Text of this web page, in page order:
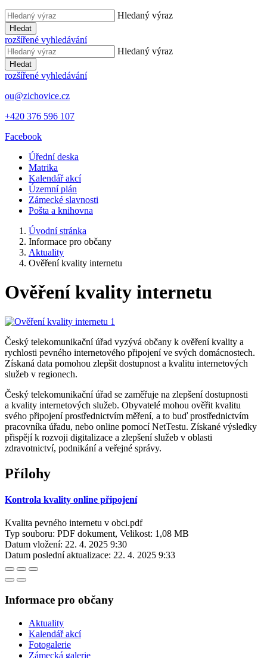
Hledaný výraz
Hledat
rozšířené vyhledávání
Hledaný výraz
Hledat
rozšířené vyhledávání
ou@zichovice.cz
+420 ​​376 596 107
Facebook
Úřední deska
Matrika
Kalendář akcí
Územní plán
Zámecké slavnosti
Pošta a knihovna
Úvodní stránka
Informace pro občany
Aktuality
Ověření kvality internetu
Ověření kvality internetu
Český telekomunikační úřad vyzývá občany k ověření kvality a
rychlosti pevného internetového připojení ve svých domácnostech.
Získaná data pomohou zlepšit dostupnost a kvalitu internetových
služeb v regionech.
Český telekomunikační úřad se zaměřuje na zlepšení dostupnosti
a kvality internetových služeb. Obyvatelé mohou ověřit kvalitu
svého připojení prostřednictvím měření, a to buď prostřednictvím
pracovníka úřadu, nebo online pomocí NetTestu. Získané výsledky
přispějí k rozvoji digitalizace a zlepšení služeb v oblasti
zdravotnictví, podnikání a veřejné správy.
Přílohy
Kontrola kvality online připojení
Kvalita pevného internetu v obci.pdf
Typ souboru: PDF dokument, Velikost: 1,08 MB
Datum vložení: 22. 4. 2025 9:30
Datum poslední aktualizace: 22. 4. 2025 9:33
Informace pro občany
Aktuality
Kalendář akcí
Fotogalerie
Zámecká galerie